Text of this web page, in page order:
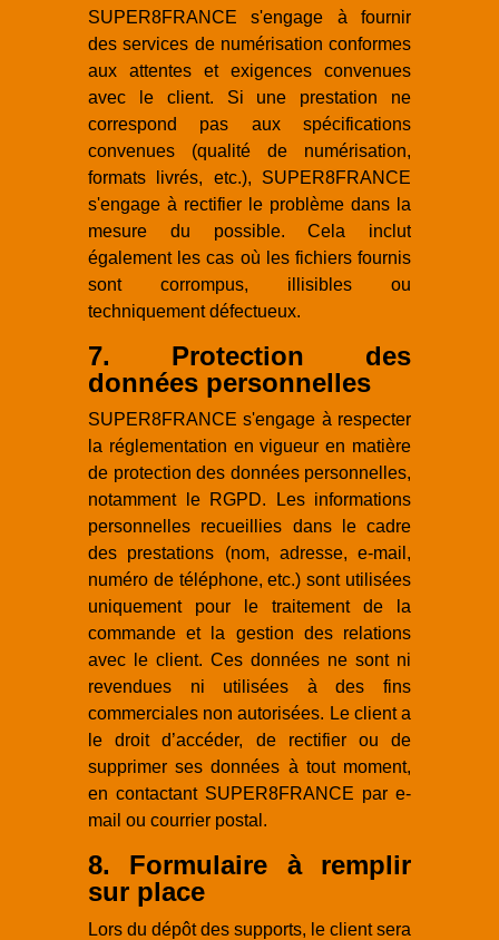
SUPER8FRANCE s'engage à fournir
des services de numérisation conformes
aux attentes et exigences convenues
avec le client. Si une prestation ne
correspond pas aux spécifications
convenues (qualité de numérisation,
formats livrés, etc.), SUPER8FRANCE
s'engage à rectifier le problème dans la
mesure du possible. Cela inclut
également les cas où les fichiers fournis
sont corrompus, illisibles ou
techniquement défectueux.
7. Protection des
données personnelles
SUPER8FRANCE s'engage à respecter
la réglementation en vigueur en matière
de protection des données personnelles,
notamment le RGPD. Les informations
personnelles recueillies dans le cadre
des prestations (nom, adresse, e-mail,
numéro de téléphone, etc.) sont utilisées
uniquement pour le traitement de la
commande et la gestion des relations
avec le client. Ces données ne sont ni
revendues ni utilisées à des fins
commerciales non autorisées. Le client a
le droit d’accéder, de rectifier ou de
supprimer ses données à tout moment,
en contactant SUPER8FRANCE par e-
mail ou courrier postal.
8. Formulaire à remplir
sur place
Lors du dépôt des supports, le client sera